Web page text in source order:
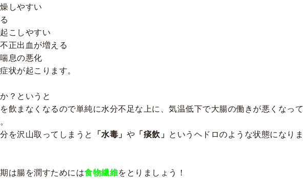
しやすい
こしやすい
正出血が増える
息の悪化
状が起こります。
？というと
飲まなくなるので単純に水分不足な上に、気温低下で大腸の働きが悪くなって
を沢山取ってしまうと 「水毒」 や 「痰飲」 というヘドロのような状態になりま
は腸を潤すためには食物繊維をとりましょう！